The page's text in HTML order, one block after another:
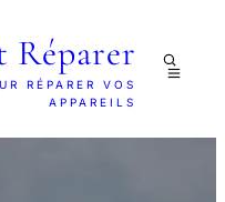
Réparer
RÉPARER VOS
APPAREILS